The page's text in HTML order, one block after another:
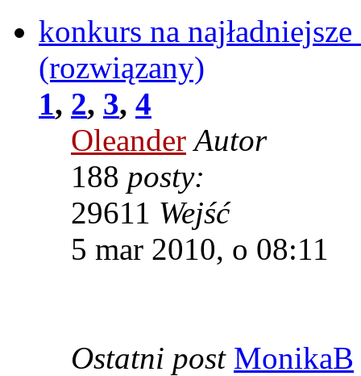
konkurs na
(rozwiązany)
1, 2, 3, 4
Oleander Autor
188 posty:
29611 Wejść
5 mar 2010, o 08:11
Ostatni post MonikaB